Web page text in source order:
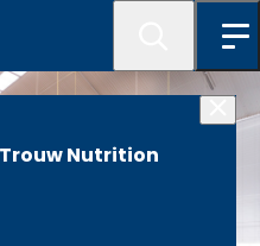
Nutrition